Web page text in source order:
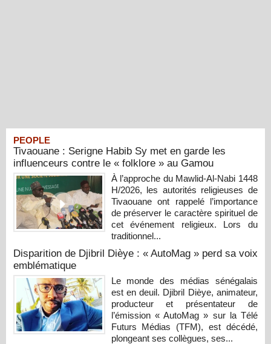
PEOPLE
Tivaouane : Serigne Habib Sy met en garde les
influenceurs contre le « folklore » au Gamou
À l’approche du Mawlid-Al-Nabi 1448
H/2026, les autorités religieuses de
Tivaouane ont rappelé l’importance
de préserver le caractère spirituel de
cet événement religieux. Lors du
traditionnel...
Disparition de Djibril Dièye : « AutoMag » perd sa voix
emblématique
Le monde des médias sénégalais
est en deuil. Djibril Dièye, animateur,
producteur et présentateur de
l’émission « AutoMag » sur la Télé
Futurs Médias (TFM), est décédé,
plongeant ses collègues, ses...